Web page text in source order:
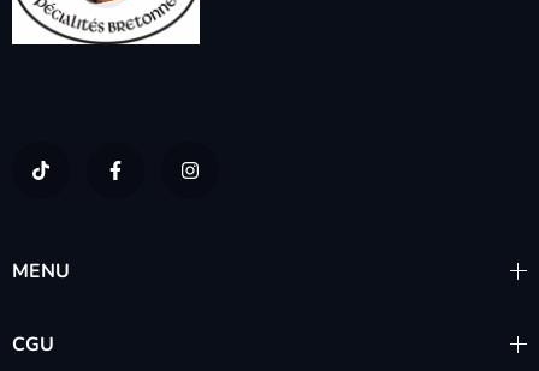
MENU
CGU